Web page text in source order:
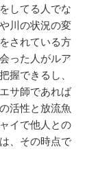
してる人でな
川の状況の変
されている方
った人がルア
握できるし、
サ師であれば
活性と放流魚
イで他人との
、その時点で